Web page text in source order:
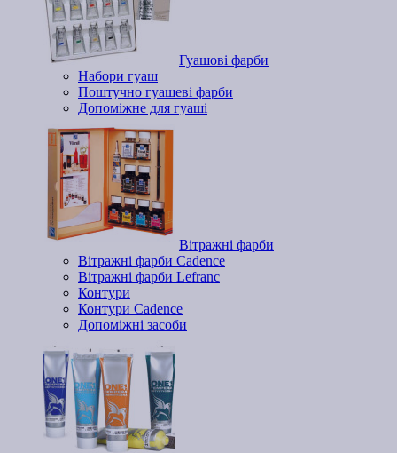
Гуашові фарби
Набори гуаш
Поштучно гуашеві фарби
Допоміжне для гуаші
Вітражні фарби
Вітражні фарби Cadence
Вітражні фарби Lefranc
Контури
Контури Cadence
Допоміжні засоби